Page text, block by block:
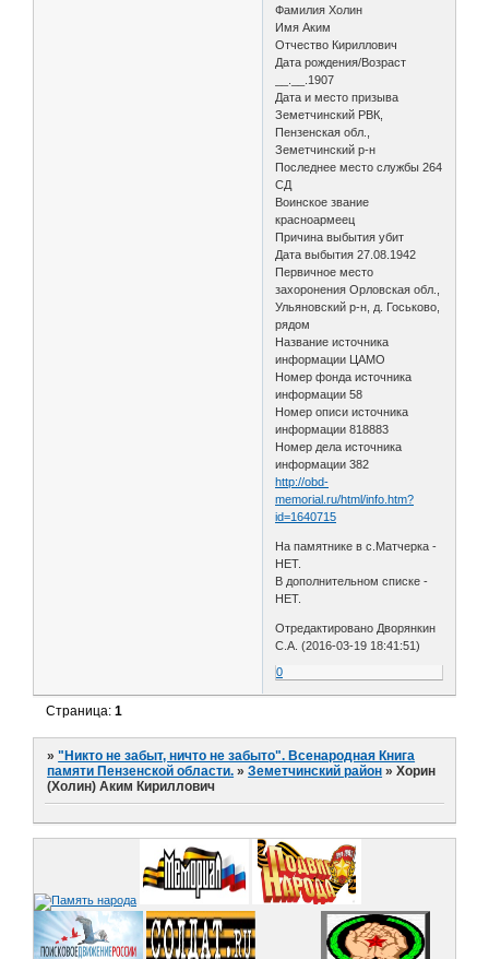
Фамилия Холин
Имя Аким
Отчество Кириллович
Дата рождения/Возраст
__.__.1907
Дата и место призыва
Земетчинский РВК,
Пензенская обл.,
Земетчинский р-н
Последнее место службы 264
СД
Воинское звание
красноармеец
Причина выбытия убит
Дата выбытия 27.08.1942
Первичное место
захоронения Орловская обл.,
Ульяновский р-н, д. Госьково,
рядом
Название источника
информации ЦАМО
Номер фонда источника
информации 58
Номер описи источника
информации 818883
Номер дела источника
информации 382
http://obd-
memorial.ru/html/info.htm?
id=1640715
На памятнике в с.Матчерка -
НЕТ.
В дополнительном списке -
НЕТ.
Отредактировано Дворянкин
С.А. (2016-03-19 18:41:51)
0
Страница:1
»"Никто не забыт, ничто не забыто". Всенародная Книга
памяти Пензенской области. »Земетчинский район »Хорин
(Холин) Аким Кириллович